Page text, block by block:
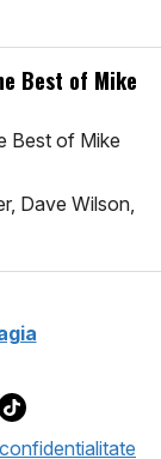
Best of Mike
Best of Mike
Dave Wilson,